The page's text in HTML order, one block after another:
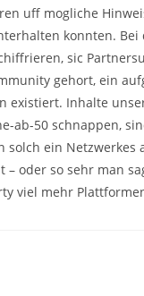
uff mogliche
konnten. Bei
sic
gehort, ein
existiert. Inhalte
ab-50 schnappen,
solch ein Netzwerkes
– oder so sehr man
viel mehr